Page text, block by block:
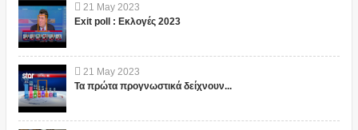
21 May 2023
Exit poll : Εκλογές 2023
21 May 2023
Τα πρώτα προγνωστικά δείχνουν...